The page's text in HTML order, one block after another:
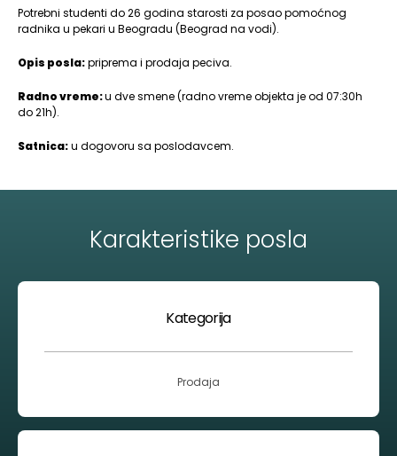
Potrebni studenti do 26 godina starosti za posao pomoćnog
radnika u pekari u Beogradu (Beograd na vodi).
Opis posla:priprema i prodaja peciva.
Radno vreme:u dve smene (radno vreme objekta je od 07:30h
do 21h).
Satnica:u dogovoru sa poslodavcem.
Karakteristike posla
Kategorija
Prodaja